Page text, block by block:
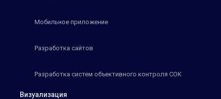
Мобильное приложение
Разработка сайтов
Разработка систем объективного контроля СОК
Визуализация